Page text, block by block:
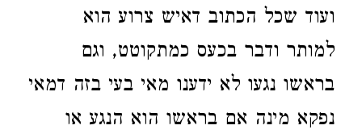
ועוד שכל הכתוב דאיש צרוע הוא
למותר ודבר בכעס כמתקוטט, וגם
בראשו נגעו לא ידענו מאי בעי בזה דמאי
נפקא מינה אם בראשו הוא הנגע או